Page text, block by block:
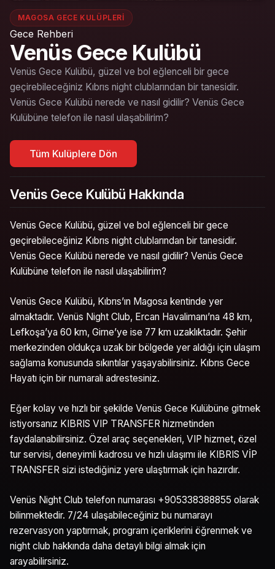
MAGOSA GECE KULÜPLERI
Gece Rehberi
Venüs Gece Kulübü
Venüs Gece Kulübü, güzel ve bol eğlenceli bir gece
geçirebileceğiniz Kıbrıs night clublarından bir tanesidir.
Venüs Gece Kulübü nerede ve nasıl gidilir? Venüs Gece
Kulübüne telefon ile nasıl ulaşabilirim?
Tüm Kulüplere Dön
Venüs Gece Kulübü Hakkında
Venüs Gece Kulübü, güzel ve bol eğlenceli bir gece
geçirebileceğiniz Kıbrıs night clublarından bir tanesidir.
Venüs Gece Kulübü nerede ve nasıl gidilir? Venüs Gece
Kulübüne telefon ile nasıl ulaşabilirim?
Venüs Gece Kulübü, Kıbrıs’ın Magosa kentinde yer
almaktadır. Venüs Night Club, Ercan Havalimanı’na 48 km,
Lefkoşa’ya 60 km, Girne’ye ise 77 km uzaklıktadır. Şehir
merkezinden oldukça uzak bir bölgede yer aldığı için ulaşım
sağlama konusunda sıkıntılar yaşayabilirsiniz. Kıbrıs Gece
Hayatı için bir numaralı adrestesiniz.
Eğer kolay ve hızlı bir şekilde Venüs Gece Kulübüne gitmek
istiyorsanız KIBRIS VIP TRANSFER hizmetinden
faydalanabilirsiniz. Özel araç seçenekleri, VIP hizmet, özel
tur servisi, deneyimli kadrosu ve hızlı ulaşımı ile KIBRIS VİP
TRANSFER sizi istediğiniz yere ulaştırmak için hazırdır.
Venüs Night Club telefon numarası +905338388855 olarak
bilinmektedir. 7/24 ulaşabileceğiniz bu numarayı
rezervasyon yaptırmak, program içeriklerini öğrenmek ve
night club hakkında daha detaylı bilgi almak için
arayabilirsiniz.